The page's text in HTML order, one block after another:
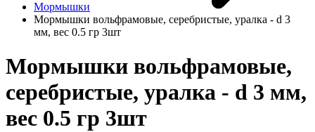
Мормышки
Мормышки вольфрамовые, серебристые, уралка - d 3
мм, вес 0.5 гр 3шт
Мормышки вольфрамовые,
серебристые, уралка - d 3 мм,
вес 0.5 гр 3шт